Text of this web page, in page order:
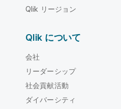
Qlik リージョン
Qlik について
会社
リーダーシップ
社会貢献活動
ダイバーシティ